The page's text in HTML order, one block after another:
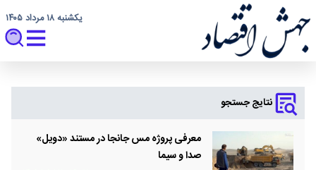
یکشنبه ۱۸ مرداد ۱۴۰۵
نتایج جستجو
معرفی پروژه مس جانجا در مستند «دویل»
صدا و سیما